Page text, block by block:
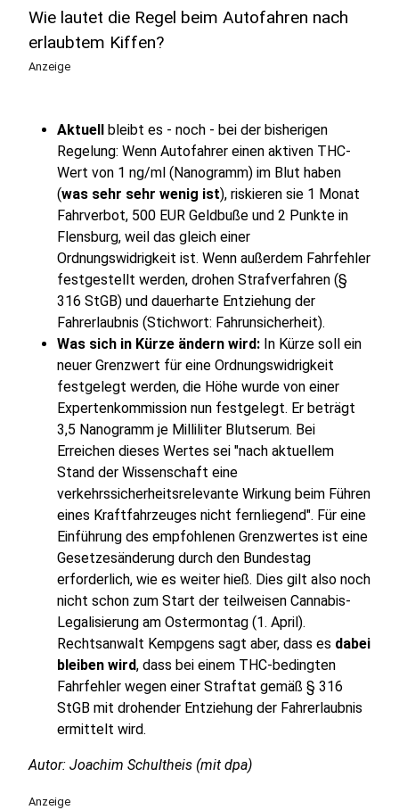
Wie lautet die Regel beim Autofahren nach
erlaubtem Kiffen?
Anzeige
Aktuell bleibt es - noch - bei der bisherigen
Regelung: Wenn Autofahrer einen aktiven THC-
Wert von 1 ng/ml (Nanogramm) im Blut haben
(was sehr sehr wenig ist), riskieren sie 1 Monat
Fahrverbot, 500 EUR Geldbuße und 2 Punkte in
Flensburg, weil das gleich einer
Ordnungswidrigkeit ist. Wenn außerdem Fahrfehler
festgestellt werden, drohen Strafverfahren (§
316 StGB) und dauerharte Entziehung der
Fahrerlaubnis (Stichwort: Fahrunsicherheit).
Was sich in Kürze ändern wird: In Kürze soll ein
neuer Grenzwert für eine Ordnungswidrigkeit
festgelegt werden, die Höhe wurde von einer
Expertenkommission nun festgelegt. Er beträgt
3,5 Nanogramm je Milliliter Blutserum. Bei
Erreichen dieses Wertes sei "nach aktuellem
Stand der Wissenschaft eine
verkehrssicherheitsrelevante Wirkung beim Führen
eines Kraftfahrzeuges nicht fernliegend". Für eine
Einführung des empfohlenen Grenzwertes ist eine
Gesetzesänderung durch den Bundestag
erforderlich, wie es weiter hieß. Dies gilt also noch
nicht schon zum Start der teilweisen Cannabis-
Legalisierung am Ostermontag (1. April).
Rechtsanwalt Kempgens sagt aber, dass es dabei
bleiben wird, dass bei einem THC-bedingten
Fahrfehler wegen einer Straftat gemäß § 316
StGB mit drohender Entziehung der Fahrerlaubnis
ermittelt wird.
Autor: Joachim Schultheis (mit dpa)
Anzeige